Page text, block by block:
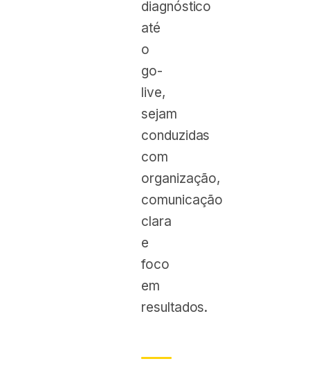
diagnóstico
até
o
go-
live,
sejam
conduzidas
com
organização,
comunicação
clara
e
foco
em
resultados.